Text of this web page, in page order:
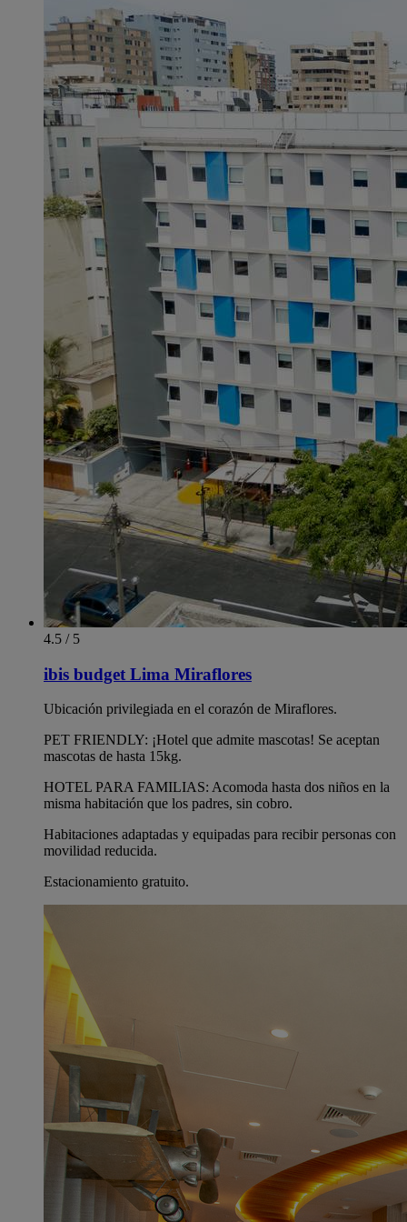
4.5 / 5
ibis budget Lima Miraflores
Ubicación privilegiada en el corazón de Miraflores.
PET FRIENDLY: ¡Hotel que admite mascotas! Se aceptan
mascotas de hasta 15kg.
HOTEL PARA FAMILIAS: Acomoda hasta dos niños en la
misma habitación que los padres, sin cobro.
Habitaciones adaptadas y equipadas para recibir personas con
movilidad reducida.
Estacionamiento gratuito.